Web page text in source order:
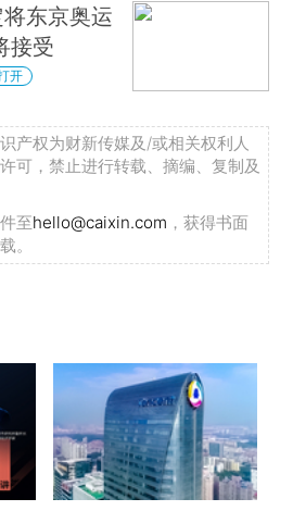
东京奥运
接受
开
产权为财新传媒及/或相关权利人
可，禁止进行转载、摘编、复制及
至hello@caixin.com ，获得书面
。